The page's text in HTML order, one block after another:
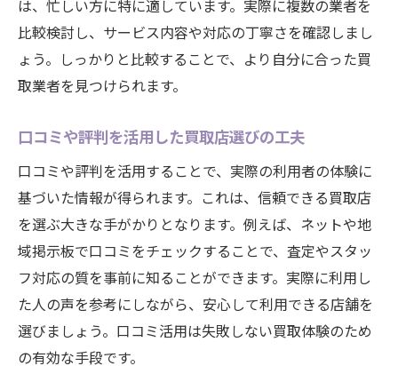
は、忙しい方に特に適しています。実際に複数の業者を
比較検討し、サービス内容や対応の丁寧さを確認しまし
ょう。しっかりと比較することで、より自分に合った買
取業者を見つけられます。
口コミや評判を活用した買取店選びの工夫
口コミや評判を活用することで、実際の利用者の体験に
基づいた情報が得られます。これは、信頼できる買取店
を選ぶ大きな手がかりとなります。例えば、ネットや地
域掲示板で口コミをチェックすることで、査定やスタッ
フ対応の質を事前に知ることができます。実際に利用し
た人の声を参考にしながら、安心して利用できる店舗を
選びましょう。口コミ活用は失敗しない買取体験のため
の有効な手段です。